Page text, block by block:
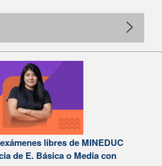
libres de MINEDUC
de E. Básica o Media con